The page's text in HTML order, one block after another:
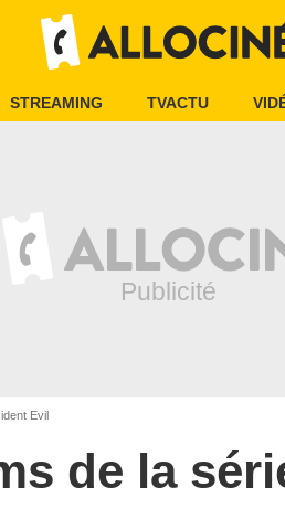
STREAMING TVACTU
Evil
de la